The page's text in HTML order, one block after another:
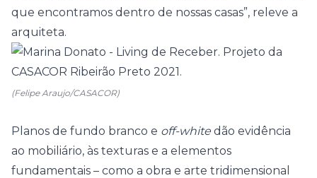
que encontramos dentro de nossas casas”, releve a
arquiteta.
(Felipe Araujo/CASACOR)
Planos de fundo branco e off-white dão evidência
ao mobiliário, às texturas e a elementos
fundamentais – como a obra e arte tridimensional